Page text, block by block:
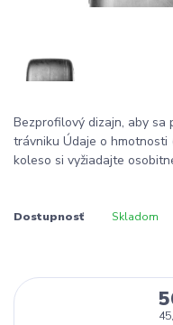
Bezprofilový dizajn, aby sa
trávniku Údaje o hmotnosti
koleso si vyžiadajte
Dostupnosť Skladom